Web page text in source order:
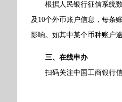
根据人民银行征信系统数
及10个外币账户信息，每条
影响。如其中某个币种账户
三、在线申办
扫码关注中国工商银行信